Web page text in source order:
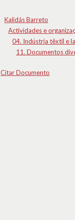
Kalidás Barreto
Actividades e
04. Indústria têxtil e
11. Documentos
Citar Documento